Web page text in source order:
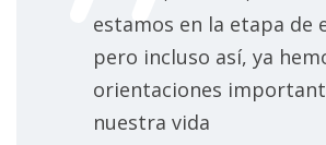
estamos en la etapa de
pero incluso así, ya
orientaciones
nuestra vida